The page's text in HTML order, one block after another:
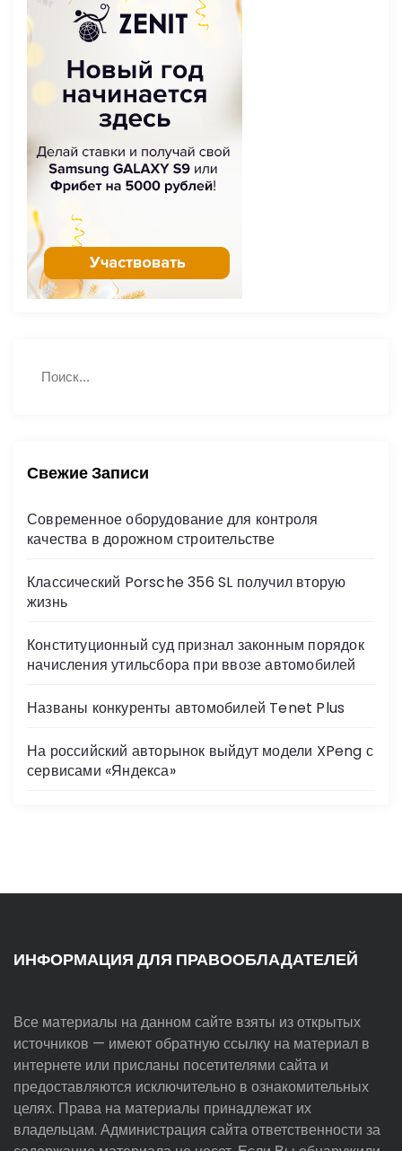
:Свежие Записи
Современное оборудование для контроля
качества в дорожном строительстве
Классический Porsche 356 SL получил вторую
жизнь
Конституционный суд признал законным порядок
начисления утильсбора при ввозе автомобилей
Названы конкуренты автомобилей Tenet Plus
На российский авторынок выйдут модели XPeng с
сервисами «Яндекса»
ИНФОРМАЦИЯ ДЛЯ ПРАВООБЛАДАТЕЛЕЙ
Все материалы на данном сайте взяты из открытых
источников — имеют обратную ссылку на материал в
интернете или присланы посетителями сайта и
предоставляются исключительно в ознакомительных
целях. Права на материалы принадлежат их
владельцам. Администрация сайта ответственности за